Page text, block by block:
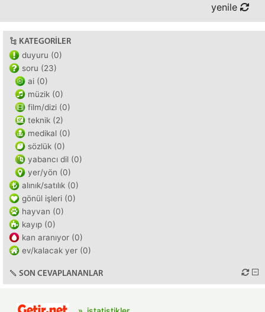
yenile
KATEGORILER
duyuru (0)
soru (23)
ai (0)
müzik (0)
film/dizi (0)
teknik (2)
medikal (0)
sözlük (0)
yabancı dil (0)
yer/yön (0)
alınık/satılık (0)
gönül işleri (0)
hayvan (0)
kayıp (0)
kan aranıyor (0)
ev/kalacak yer (0)
SON CEVAPLANANLAR